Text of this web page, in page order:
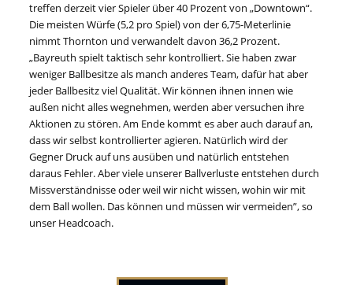
treffen derzeit vier Spieler über 40 Prozent von „Downtown“.
Die meisten Würfe (5,2 pro Spiel) von der 6,75-Meterlinie
nimmt Thornton und verwandelt davon 36,2 Prozent.
„Bayreuth spielt taktisch sehr kontrolliert. Sie haben zwar
weniger Ballbesitze als manch anderes Team, dafür hat aber
jeder Ballbesitz viel Qualität. Wir können ihnen innen wie
außen nicht alles wegnehmen, werden aber versuchen ihre
Aktionen zu stören. Am Ende kommt es aber auch darauf an,
dass wir selbst kontrollierter agieren. Natürlich wird der
Gegner Druck auf uns ausüben und natürlich entstehen
daraus Fehler. Aber viele unserer Ballverluste entstehen durch
Missverständnisse oder weil wir nicht wissen, wohin wir mit
dem Ball wollen. Das können und müssen wir vermeiden”, so
unser Headcoach.